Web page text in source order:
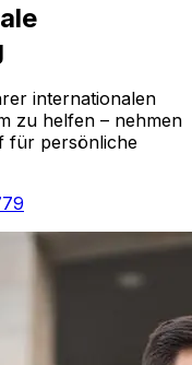
internationalen
zu helfen – nehmen
für persönliche